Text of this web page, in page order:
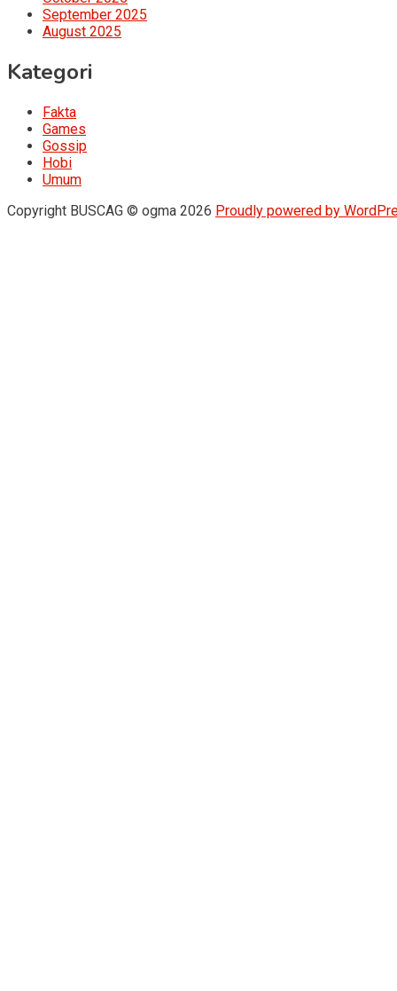
September 2025
August 2025
Kategori
Fakta
Games
Gossip
Hobi
Umum
Copyright BUSCAG © ogma 2026 Proudly powered by